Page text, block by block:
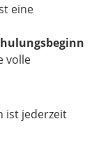
eine
volle
ist jederzeit